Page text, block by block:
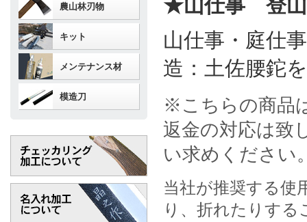
★山仕事 登
山仕事・庭仕
造：土佐腰鉈
※こちらの商品
返金の対応は致
い求めください
当社が推奨する使
り、折れたりす
農山林刃物
キット
メンテナンス材
模造刀